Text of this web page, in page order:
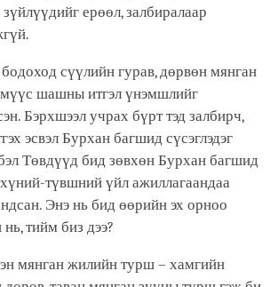
зүйлүүдийг ерөөл, залбиралаар
сүүлийн гурав, дөрвөн мянган
шашны итгэл үнэмшлийг
Бэрхшээл учрах бүрт тэд залбирч,
эсвэл Бурхан багшид сүсэглэдэг
Төвдүүд бид зөвхөн Бурхан багшид
хүний-түвшний үйл ажиллагаандаа
Энэ нь бид өөрийн эх орноо
тийм биз дээ?
мянган жилийн турш – хамгийн